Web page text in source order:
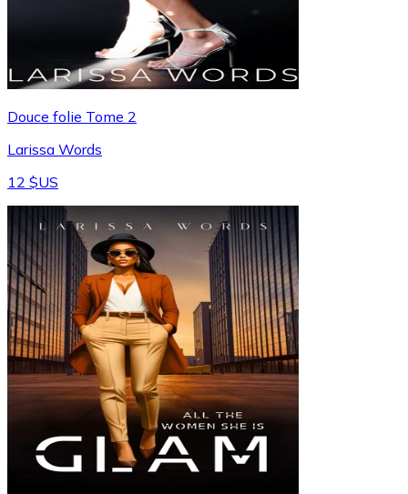
Douce folie Tome 2
Larissa Words
12 $US